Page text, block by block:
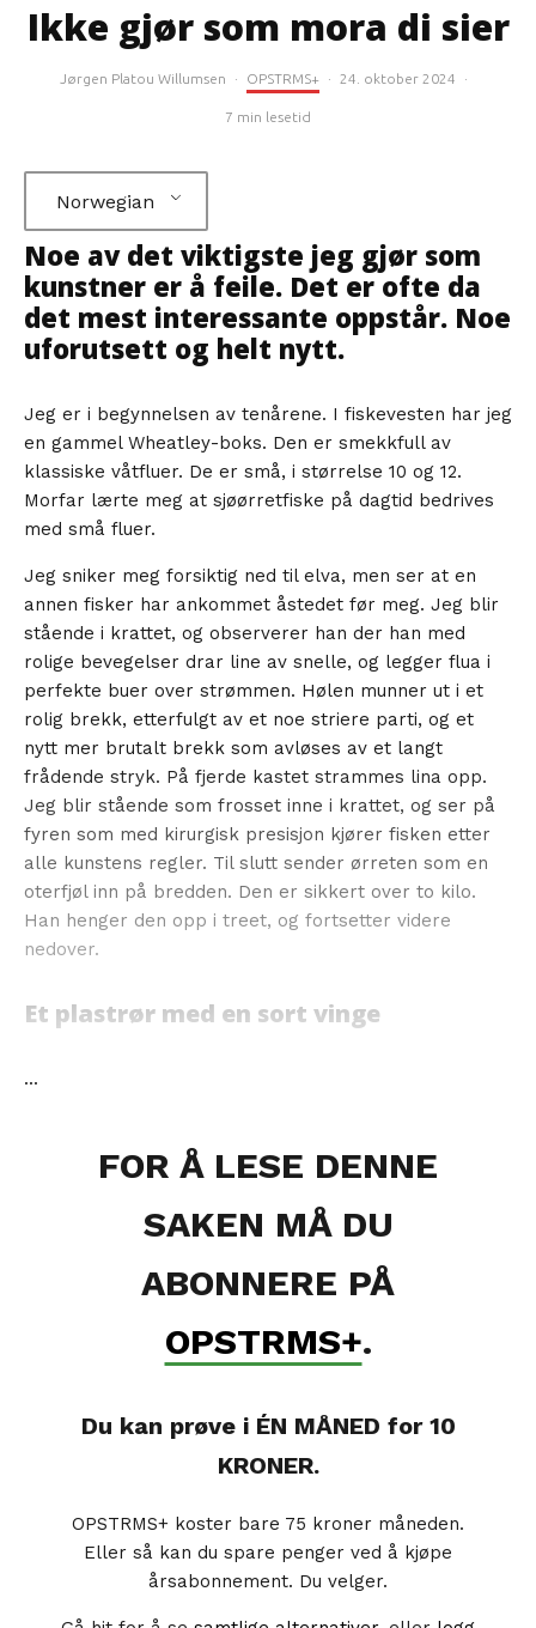
Ikke gjør som mora di sier
Jørgen Platou Willumsen · OPSTRMS+ · 24. oktober 2024 ·
7 min lesetid
Norwegian
Noe av det viktigste jeg gjør som
kunstner er å feile. Det er ofte da
det mest interessante oppstår. Noe
uforutsett og helt nytt.
Jeg er i begynnelsen av tenårene. I fiskevesten har jeg
en gammel Wheatley-boks. Den er smekkfull av
klassiske våtfluer. De er små, i størrelse 10 og 12.
Morfar lærte meg at sjøørretfiske på dagtid bedrives
med små fluer.
Jeg sniker meg forsiktig ned til elva, men ser at en
annen fisker har ankommet åstedet før meg. Jeg blir
stående i krattet, og observerer han der han med
rolige bevegelser drar line av snelle, og legger flua i
perfekte buer over strømmen. Hølen munner ut i et
rolig brekk, etterfulgt av et noe striere parti, og et
nytt mer brutalt brekk som avløses av et langt
frådende stryk. På fjerde kastet strammes lina opp.
Jeg blir stående som frosset inne i krattet, og ser på
fyren som med kirurgisk presisjon kjører fisken etter
alle kunstens regler. Til slutt sender ørreten som en
oterfjøl inn på bredden. Den er sikkert over to kilo.
Han henger den opp i treet, og fortsetter videre
nedover.
Et plastrør med en sort vinge
...
FOR Å LESE DENNE
SAKEN MÅ DU
ABONNERE PÅ
OPSTRMS+.
Du kan prøve i ÉN MÅNED for 10
KRONER.
OPSTRMS+ koster bare 75 kroner måneden.
Eller så kan du spare penger ved å kjøpe
årsabonnement. Du velger.